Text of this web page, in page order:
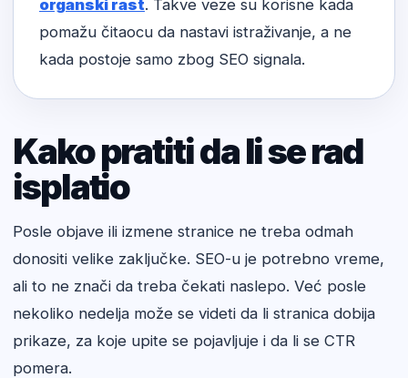
organski rast. Takve veze su korisne kada
pomažu čitaocu da nastavi istraživanje, a ne
kada postoje samo zbog SEO signala.
Kako pratiti da li se rad
isplatio
Posle objave ili izmene stranice ne treba odmah
donositi velike zaključke. SEO-u je potrebno vreme,
ali to ne znači da treba čekati naslepo. Već posle
nekoliko nedelja može se videti da li stranica dobija
prikaze, za koje upite se pojavljuje i da li se CTR
pomera.